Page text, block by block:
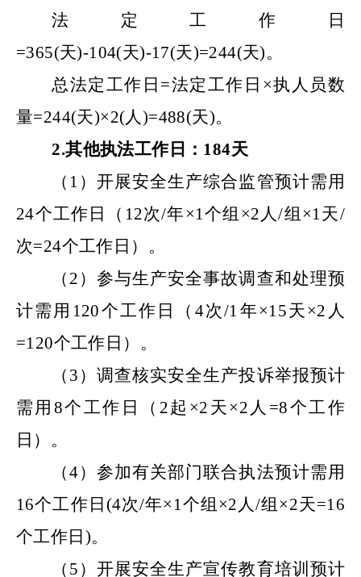
法定工作日
=365(天)-104(天)-17(天)=244(天)。
总法定工作日 =法定工作日×执人员数
量=244(天)×2(人)=488(天)。
2.其他执法工作日： 184天
（ 1）开展安全生产综合监管预计需用
24个工作日（ 12次/年×1 个组 ×2 人/组×1 天/
次=24个工作 日 ）。
（ 2）参与生产安全事故调查和处理预
计需用 120个工作日（ 4次/1 年 ×15天×2 人
=120个工作日）。
（ 3）调查核实安全生产投诉举报预计
需用 8个工作日（ 2起 ×2 天 ×2人=8个工作
日）。
（4）参加有关部门联合执法预计需用
16个工作日 (4次/年× 1 个组 ×2 人/组×2天=16
个工作日 )。
（ 5）开展安全生产宣传教育培训预计